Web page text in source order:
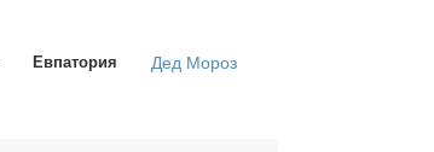
Евпатория Дед Мороз